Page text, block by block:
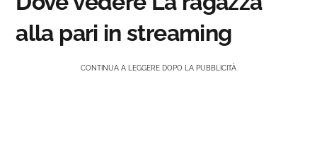
alla pari in streaming
CONTINUA A LEGGERE DOPO LA PUBBLICITÀ